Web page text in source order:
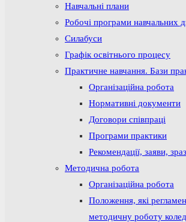
Навчальні плани
Робочі програми навчальних
Силабуси
Графік освітнього процесу
Практичне навчання. Бази
Організаційна робота
Нормативні документи
Договори співпраці
Програми практики
Рекомендації, заяви,
Методична робота
Організаційна робота
Положення, які
методичну роботу